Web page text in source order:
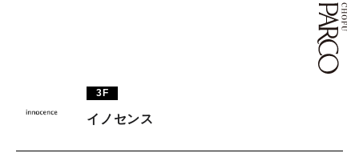
TAX FREE
日本語
3F
イノセンス